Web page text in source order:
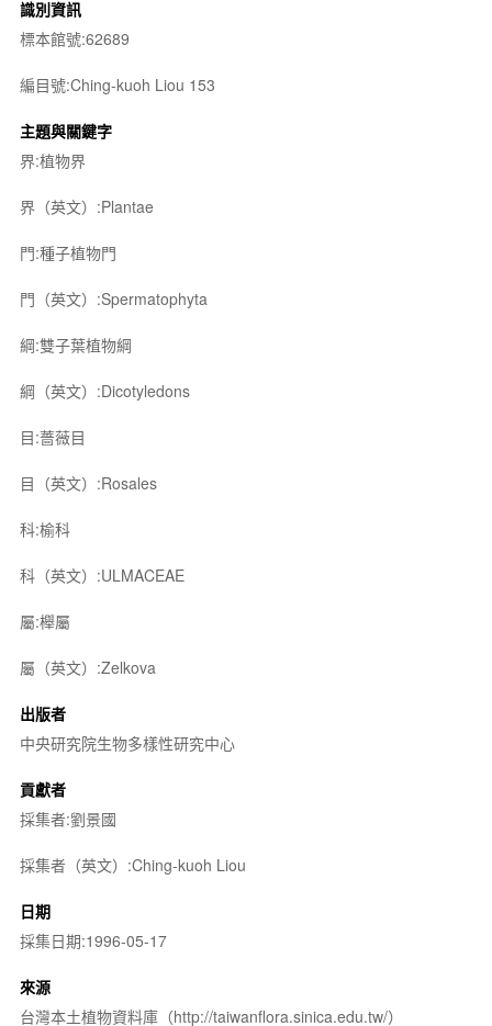
識別資訊
標本館號:62689
編目號:Ching-kuoh Liou 153
主題與關鍵字
界:植物界
界（英文）:Plantae
門:種子植物門
門（英文）:Spermatophyta
綱:雙子葉植物綱
綱（英文）:Dicotyledons
目:薔薇目
目（英文）:Rosales
科:榆科
科（英文）:ULMACEAE
屬:櫸屬
屬（英文）:Zelkova
出版者
中央研究院生物多樣性研究中心
貢獻者
採集者:劉景國
採集者（英文）:Ching-kuoh Liou
日期
採集日期:1996-05-17
來源
台灣本土植物資料庫（http://taiwanflora.sinica.edu.tw/）